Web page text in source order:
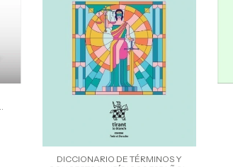
DICCIONARIO DE TÉRMINOS Y